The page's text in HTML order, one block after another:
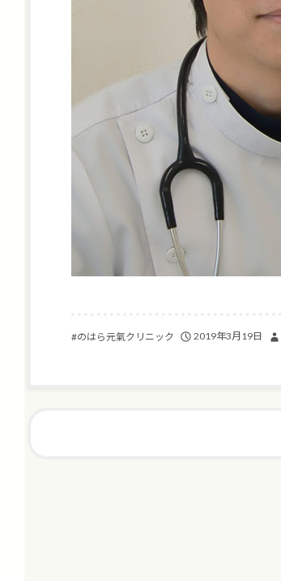
#のはら元氣クリニック 2019年3月19日